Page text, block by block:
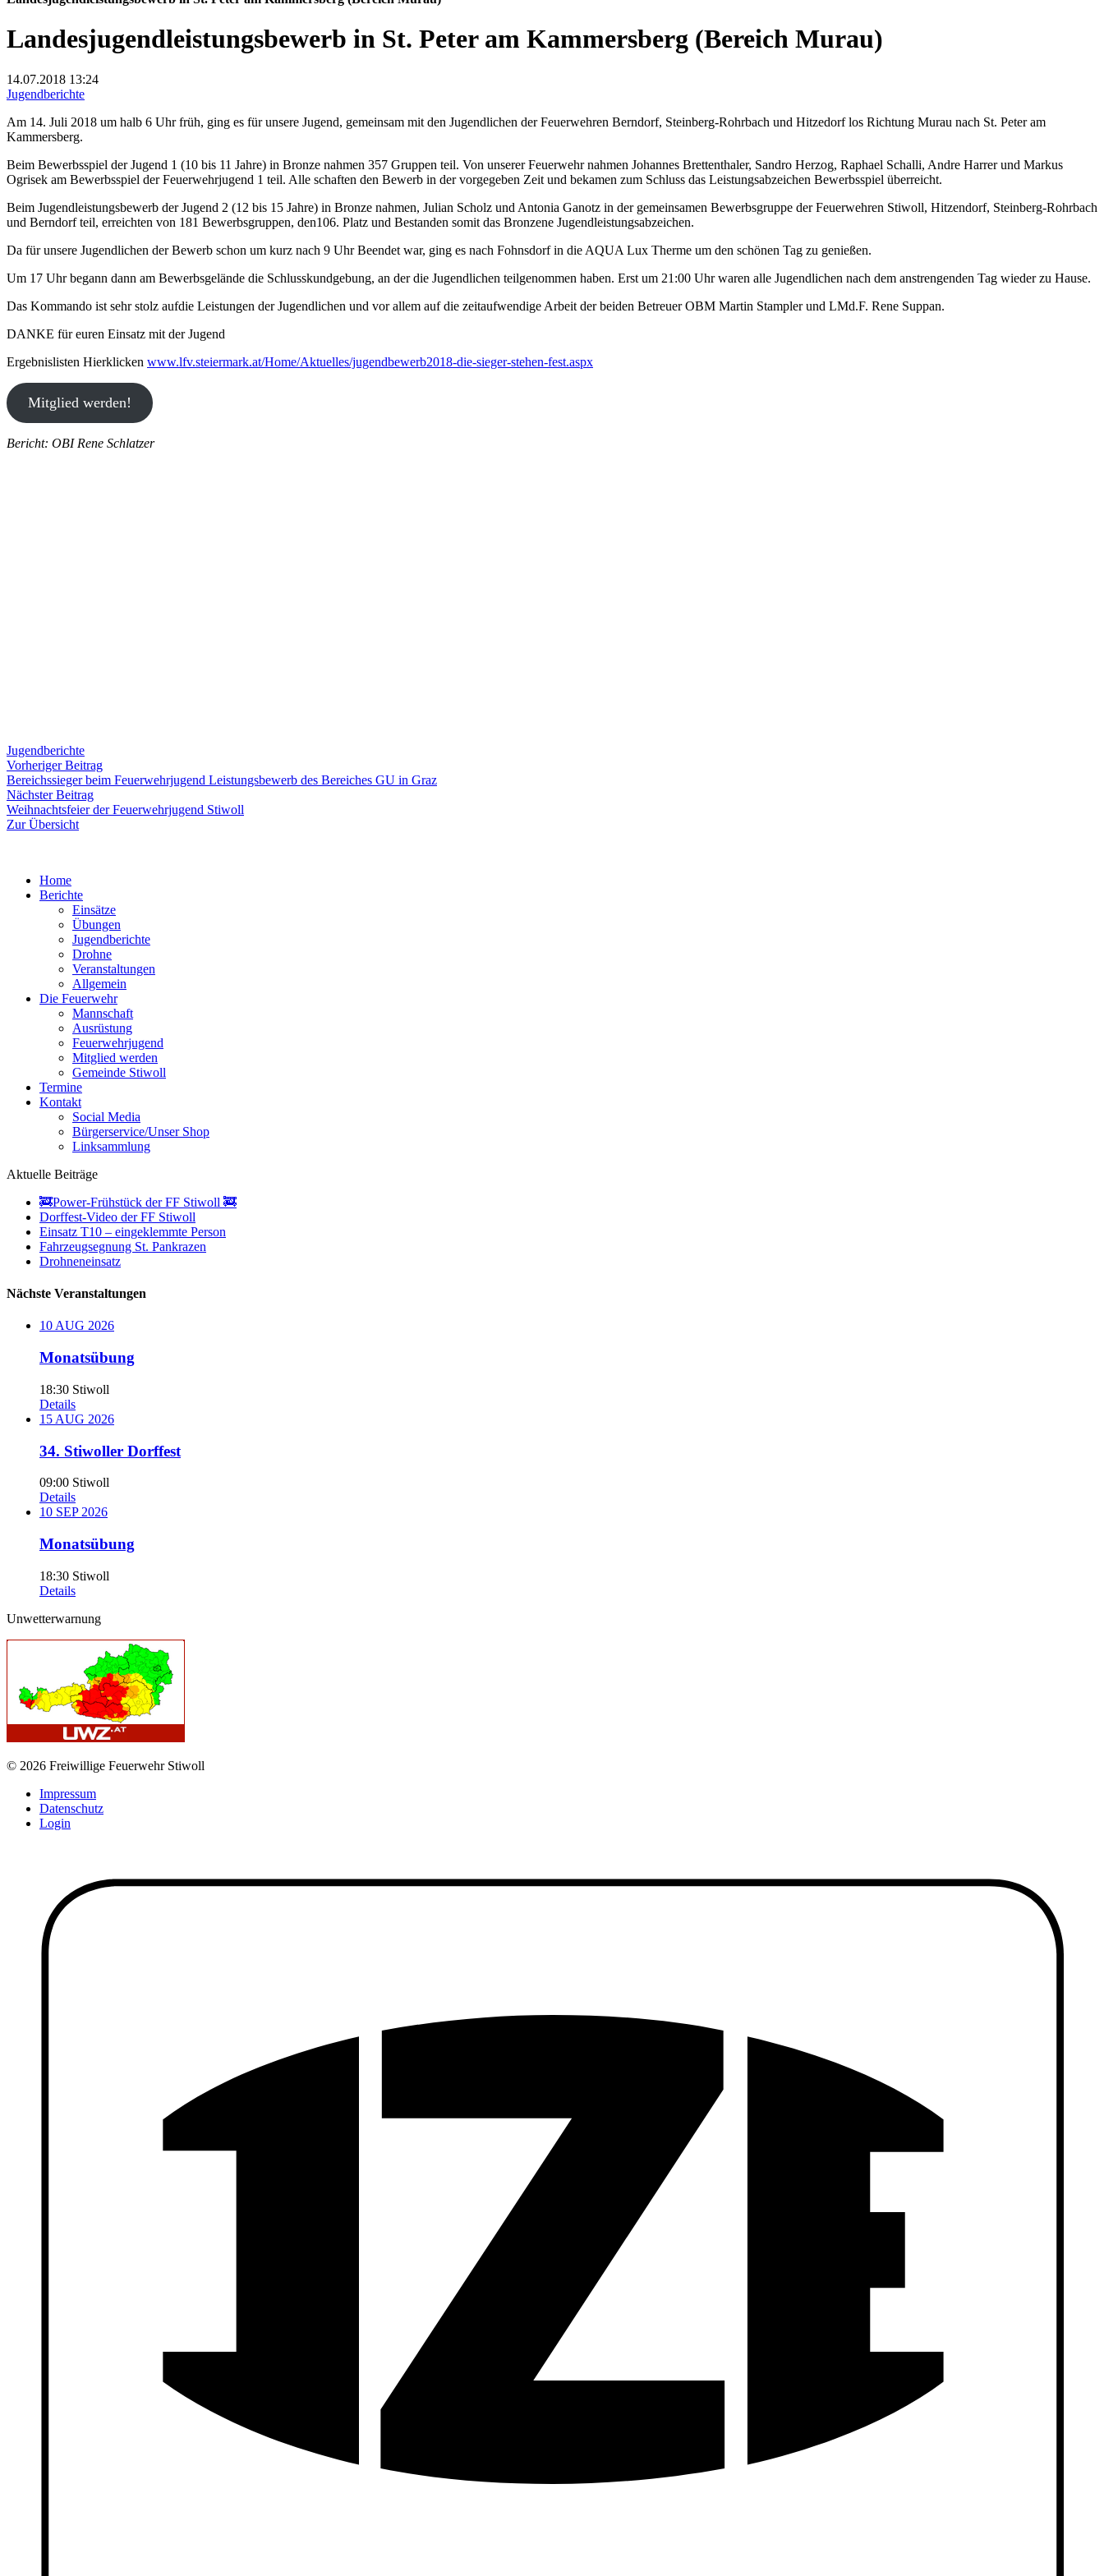
Landesjugendleistungsbewerb in St. Peter am Kammersberg (Bereich Murau)
14.07.2018 13:24
Jugendberichte
Am 14. Juli 2018 um halb 6 Uhr früh, ging es für unsere Jugend, gemeinsam mit den Jugendlichen der Feuerwehren Berndorf, Steinberg-Rohrbach und Hitzedorf los Richtung Murau nach St. Peter am
Kammersberg.
Beim Bewerbsspiel der Jugend 1 (10 bis 11 Jahre) in Bronze nahmen 357 Gruppen teil. Von unserer Feuerwehr nahmen Johannes Brettenthaler, Sandro Herzog, Raphael Schalli, Andre Harrer und Markus
Ogrisek am Bewerbsspiel der Feuerwehrjugend 1 teil. Alle schaften den Bewerb in der vorgegeben Zeit und bekamen zum Schluss das Leistungsabzeichen Bewerbsspiel überreicht.
Beim Jugendleistungsbewerb der Jugend 2 (12 bis 15 Jahre) in Bronze nahmen, Julian Scholz und Antonia Ganotz in der gemeinsamen Bewerbsgruppe der Feuerwehren Stiwoll, Hitzendorf, Steinberg-Rohrbach
und Berndorf teil, erreichten von 181 Bewerbsgruppen, den106. Platz und Bestanden somit das Bronzene Jugendleistungsabzeichen.
Da für unsere Jugendlichen der Bewerb schon um kurz nach 9 Uhr Beendet war, ging es nach Fohnsdorf in die AQUA Lux Therme um den schönen Tag zu genießen.
Um 17 Uhr begann dann am Bewerbsgelände die Schlusskundgebung, an der die Jugendlichen teilgenommen haben. Erst um 21:00 Uhr waren alle Jugendlichen nach dem anstrengenden Tag wieder zu Hause.
Das Kommando ist sehr stolz aufdie Leistungen der Jugendlichen und vor allem auf die zeitaufwendige Arbeit der beiden Betreuer OBM Martin Stampler und LMd.F. Rene Suppan.
DANKE für euren Einsatz mit der Jugend
Ergebnislisten Hierklicken www.lfv.steiermark.at/Home/Aktuelles/jugendbewerb2018-die-sieger-stehen-fest.aspx
Mitglied werden!
Bericht: OBI Rene Schlatzer
Jugendberichte
Beitragsnavigation
Vorheriger BeitragVorheriger
Beitrag:
Bereichssieger beim Feuerwehrjugend Leistungsbewerb des Bereiches GU in Graz
Nächster BeitragNächster
Beitrag:
Weihnachtsfeier der Feuerwehrjugend Stiwoll
Zur Übersicht
Home
Berichte
Einsätze
Übungen
Jugendberichte
Drohne
Veranstaltungen
Allgemein
Die Feuerwehr
Mannschaft
Ausrüstung
Feuerwehrjugend
Mitglied werden
Gemeinde Stiwoll
Termine
Kontakt
Social Media
Bürgerservice/Unser Shop
Linksammlung
Aktuelle Beiträge
🚒Power-Frühstück der FF Stiwoll 🚒
Dorffest-Video der FF Stiwoll
Einsatz T10 – eingeklemmte Person
Fahrzeugsegnung St. Pankrazen
Drohneneinsatz
Nächste Veranstaltungen
10AUG 2026
Monatsübung
18:30 Stiwoll
Details
15 AUG 2026
34. Stiwoller Dorffest
09:00 Stiwoll
Details
10 SEP 2026
Monatsübung
18:30 Stiwoll
Details
Unwetterwarnung
© 2026 Freiwillige Feuerwehr Stiwoll
Impressum
Datenschutz
Login